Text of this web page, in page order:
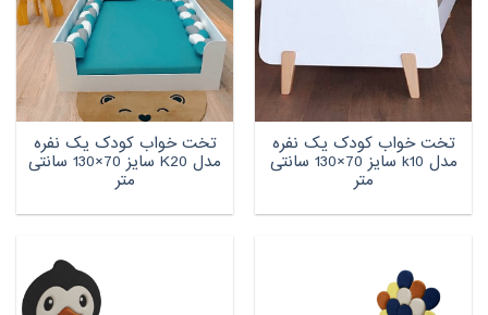
تخت خواب کودک یک نفره
مدل k10 سایز 70×130 سانتی
متر
تخت خواب کودک یک نفره
مدل K20 سایز 70×130 سانتی
متر